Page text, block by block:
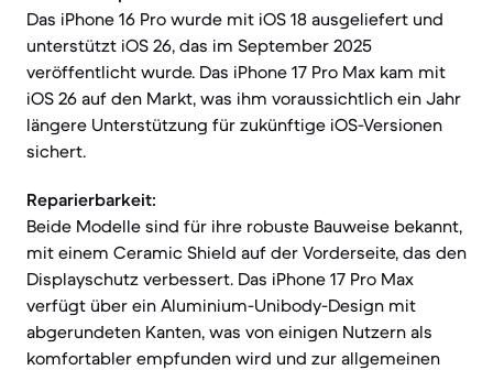
Das iPhone 16 Pro wurde mit iOS 18 ausgeliefert und
unterstützt iOS 26, das im September 2025
veröffentlicht wurde. Das iPhone 17 Pro Max kam mit
iOS 26 auf den Markt, was ihm voraussichtlich ein Jahr
längere Unterstützung für zukünftige iOS-Versionen
sichert.
Reparierbarkeit:
Beide Modelle sind für ihre robuste Bauweise bekannt,
mit einem Ceramic Shield auf der Vorderseite, das den
Displayschutz verbessert. Das iPhone 17 Pro Max
verfügt über ein Aluminium-Unibody-Design mit
abgerundeten Kanten, was von einigen Nutzern als
komfortabler empfunden wird und zur allgemeinen